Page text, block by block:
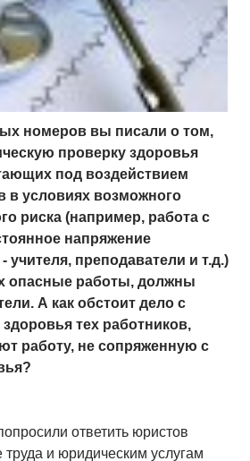
номеров вы писали о том,
проверку здоровья
под воздействием
в условиях возможного
риска (например, работа с
напряжение
учителя, преподаватели и т.д.)
опасные работы, должны
А как обстоит дело с
тех работников,
работу, не сопряженную с
ответить юристов
и юридическим услугам